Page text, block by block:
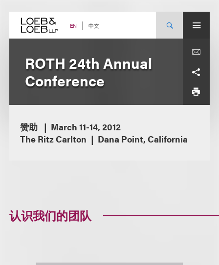
content EN 中文
ROTH 24th Annual
Conference
赞助
March 11-14, 2012
The Ritz Carlton
Dana Point, California
认识我们的团队